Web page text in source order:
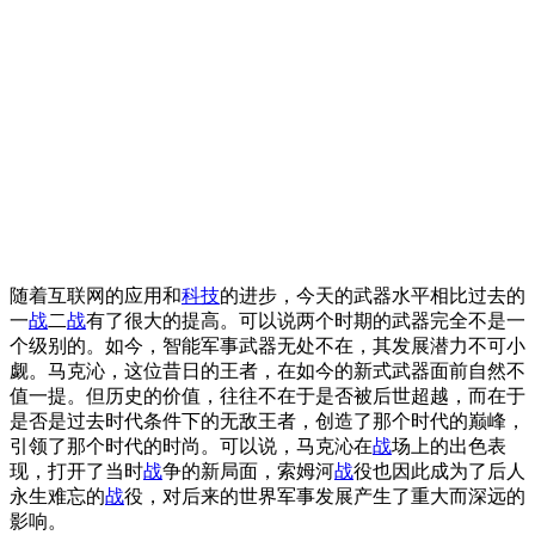
随着互联网的应用和科技的进步，今天的武器水平相比过去的
一战二战有了很大的提高。可以说两个时期的武器完全不是一
个级别的。如今，智能军事武器无处不在，其发展潜力不可小
觑。马克沁，这位昔日的王者，在如今的新式武器面前自然不
值一提。但历史的价值，往往不在于是否被后世超越，而在于
是否是过去时代条件下的无敌王者，创造了那个时代的巅峰，
引领了那个时代的时尚。可以说，马克沁在战场上的出色表
现，打开了当时战争的新局面，索姆河战役也因此成为了后人
永生难忘的战役，对后来的世界军事发展产生了重大而深远的
影响。